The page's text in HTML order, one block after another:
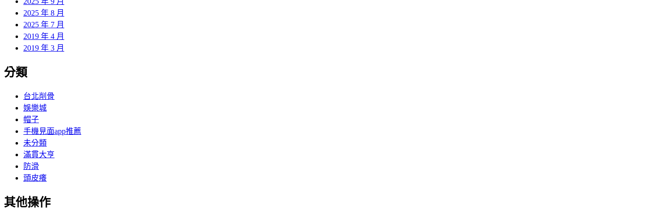
2025 年 8 月
2025 年 7 月
2019 年 4 月
2019 年 3 月
分類
台北削骨
娛樂城
帽子
手機見面app推薦
未分類
滿貫大亨
防滑
頭皮癢
其他操作